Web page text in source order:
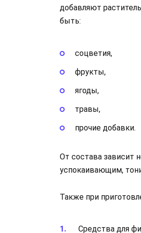
добавляют
быть:
соцветия,
фрукты,
ягоды,
травы,
прочие добавки.
От состава зависит
успокаивающим,
Также при
Средства для